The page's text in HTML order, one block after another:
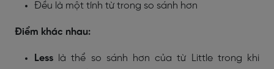
Đều là một tính từ trong so sánh hơn
Điểm khác nhau:
Less là thể so sánh hơn của từ Little trong khi